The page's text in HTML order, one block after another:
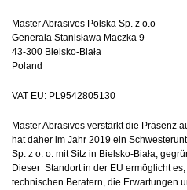
Master Abrasives Polska Sp. z o.o
Generała Stanisława Maczka 9
43-300 Bielsko-Biała
Poland
VAT EU: PL9542805130
Master Abrasives verstärkt die Präsenz
hat daher im Jahr 2019 ein
Sp. z o. o. mit Sitz in Bielsko-Biała,
Dieser Standort in der EU ermöglicht
technischen Beratern, die Erwartungen